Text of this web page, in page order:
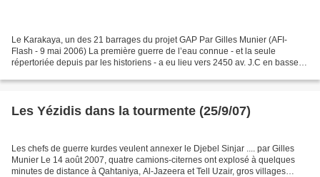
Le Karakaya, un des 21 barrages du projet GAP Par Gilles Munier (AFI-
Flash - 9 mai 2006) La première guerre de l’eau connue - et la seule
répertoriée depuis par les historiens - a eu lieu vers 2450 av. J.C en basse-
Les Yézidis dans la tourmente (25/9/07)
Les chefs de guerre kurdes veulent annexer le Djebel Sinjar .... par Gilles
Munier Le 14 août 2007, quatre camions-citernes ont explosé à quelques
minutes de distance à Qahtaniya, Al-Jazeera et Tell Uzair, gros villages